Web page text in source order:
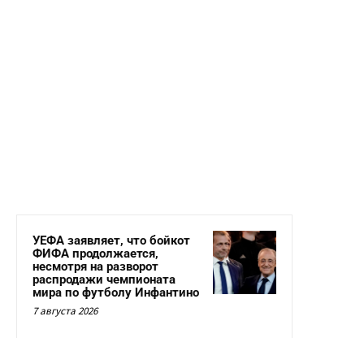
УЕФА заявляет, что бойкот
ФИФА продолжается,
несмотря на разворот
распродажи чемпионата
мира по футболу Инфантино
7 августа 2026